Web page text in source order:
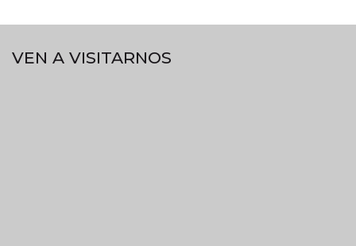
VEN A VISITARNOS